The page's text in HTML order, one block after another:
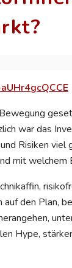
war das
Risiken viel
mit welchem
den Plan,
Hype,